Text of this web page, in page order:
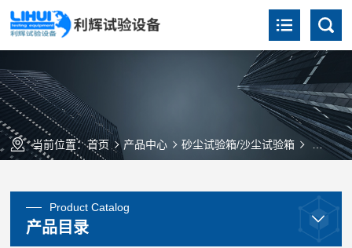
当前位置：首页 产品中心 砂尘试验箱/沙尘试验箱 SC-015
Product Catalog
产品目录